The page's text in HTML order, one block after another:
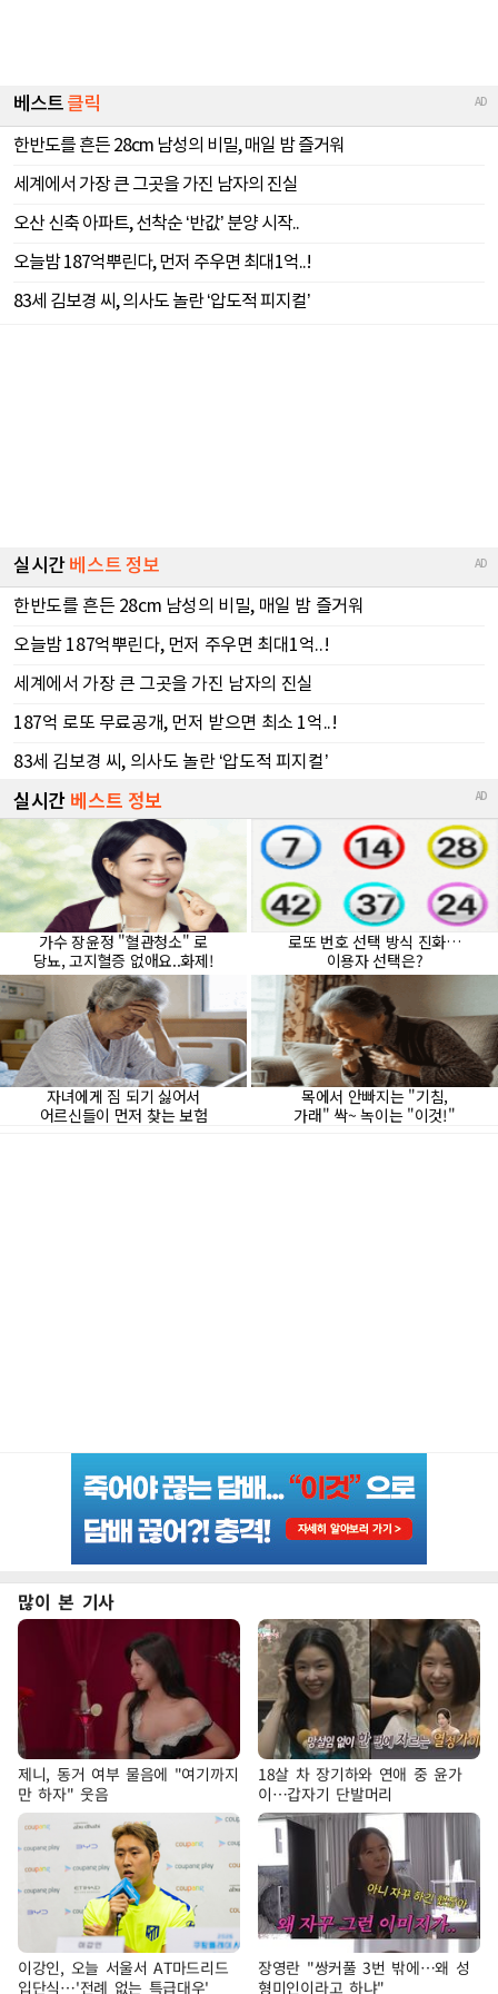
많이 본 기사
제니, 동거 여부 물음에 "여기까지
만 하자" 웃음
18살 차 장기하와 연애 중 윤가
이…갑자기 단발머리
이강인, 오늘 서울서 AT마드리드
입단식…'전례 없는 특급대우'
장영란 "쌍커풀 3번 밖에…왜 성
형미인이라고 하냐"